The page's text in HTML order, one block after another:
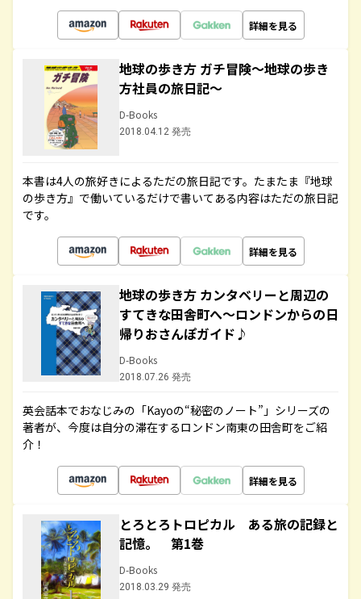
詳細を見る
地球の歩き方 ガチ冒険～地球の歩き
方社員の旅日記～
D-Books
2018.04.12 発売
本書は4人の旅好きによるただの旅日記です。たまたま『地球
の歩き方』で働いているだけで書いてある内容はただの旅日記
です。
詳細を見る
地球の歩き方 カンタベリーと周辺の
すてきな田舎町へ～ロンドンからの日
帰りおさんぽガイド♪
D-Books
2018.07.26 発売
英会話本でおなじみの「Kayoの“秘密のノート”」シリーズの
著者が、今度は自分の滞在するロンドン南東の田舎町をご紹
介！
詳細を見る
とろとろトロピカル ある旅の記録と
記憶。 第1巻
D-Books
2018.03.29 発売